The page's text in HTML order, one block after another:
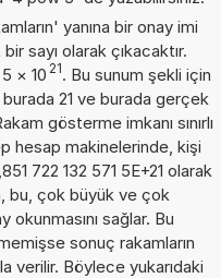
yanına bir onay imi
sayı olarak çıkacaktır.
× 10 21. Bu sunum şekli için
21 ve burada gerçek
gösterme imkanı sınırlı
hesap makinelerinde, kişi
722 132 571 5E+21 olarak
bu, çok büyük ve çok
okunmasını sağlar. Bu
sonuç rakamların
verilir. Böylece yukarıdaki